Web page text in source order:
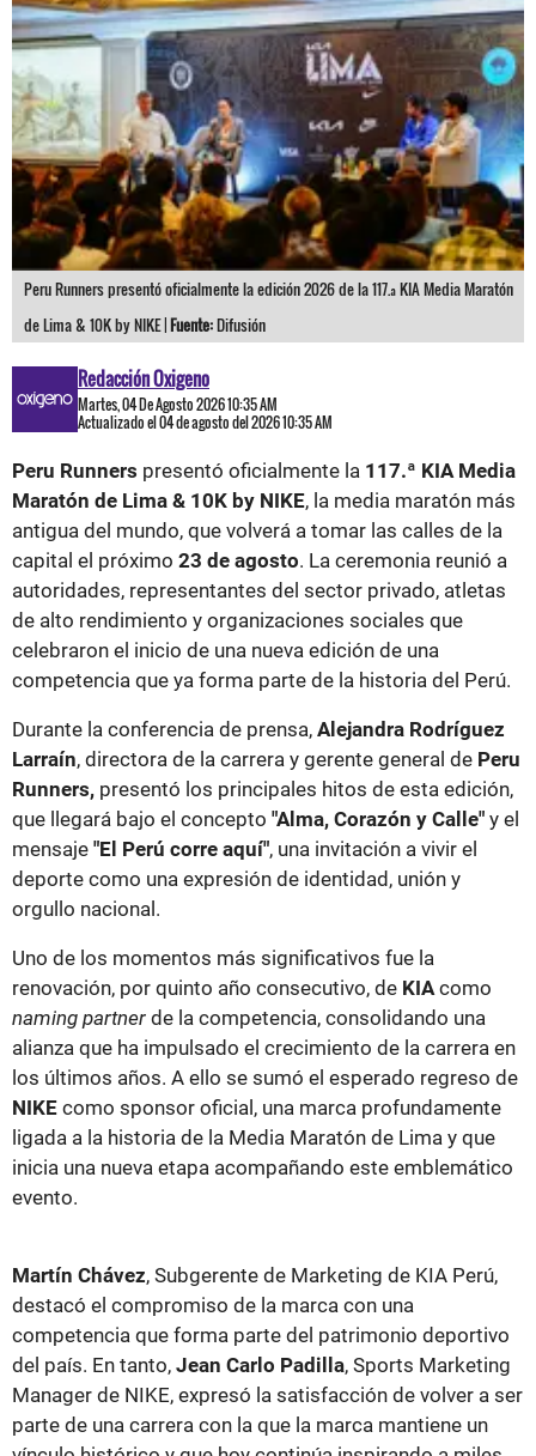
Peru Runners presentó oficialmente la edición 2026 de la 117.ª KIA Media Maratón
de Lima & 10K by NIKE |Fuente:Difusión
Redacción Oxigeno
Martes, 04 De Agosto 2026 10:35 AM
Actualizado el 04 de agosto del 2026 10:35 AM
Peru Runners presentó oficialmente la 117.ª KIA Media
Maratón de Lima & 10K by NIKE, la media maratón más
antigua del mundo, que volverá a tomar las calles de la
capital el próximo 23 de agosto. La ceremonia reunió a
autoridades, representantes del sector privado, atletas
de alto rendimiento y organizaciones sociales que
celebraron el inicio de una nueva edición de una
competencia que ya forma parte de la historia del Perú.
Durante la conferencia de prensa, Alejandra Rodríguez
Larraín, directora de la carrera y gerente general de Peru
Runners, presentó los principales hitos de esta edición,
que llegará bajo el concepto "Alma, Corazón y Calle" y el
mensaje "El Perú corre aquí", una invitación a vivir el
deporte como una expresión de identidad, unión y
orgullo nacional.
Uno de los momentos más significativos fue la
renovación, por quinto año consecutivo, de KIAcomo
naming partner de la competencia, consolidando una
alianza que ha impulsado el crecimiento de la carrera en
los últimos años. A ello se sumó el esperado regreso de
NIKE como sponsor oficial, una marca profundamente
ligada a la historia de la Media Maratón de Lima y que
inicia una nueva etapa acompañando este emblemático
evento.
Martín Chávez, Subgerente de Marketing de KIA Perú,
destacó el compromiso de la marca con una
competencia que forma parte del patrimonio deportivo
del país. En tanto, Jean Carlo Padilla, Sports Marketing
Manager de NIKE, expresó la satisfacción de volver a ser
parte de una carrera con la que la marca mantiene un